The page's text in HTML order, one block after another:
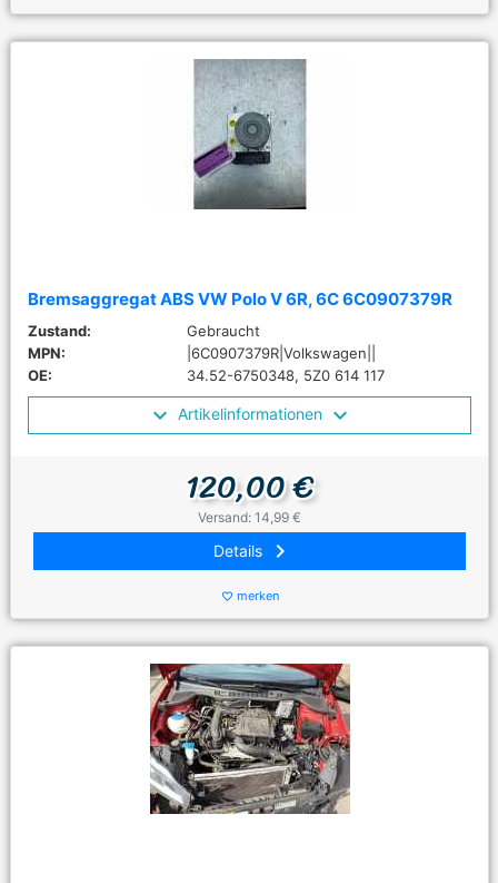
Bremsaggregat ABS VW Polo V 6R, 6C 6C0907379R
Zustand:
Gebraucht
MPN:
|6C0907379R|Volkswagen||
OE:
34.52-6750348, 5Z0 614 117
Artikelinformationen
120,00 €
Versand: 14,99 €
Details keyboard_arrow_right
favorite_border merken